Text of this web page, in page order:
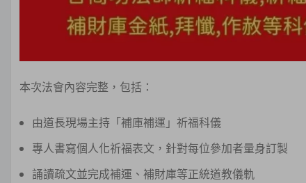
本次法會內容完整，包括：
由道長現場主持「補庫補運」祈福科儀
專人書寫個人化祈福表文，針對每位參加者量身訂製
誦讀疏文並完成補運、補財庫等正統道教儀軌